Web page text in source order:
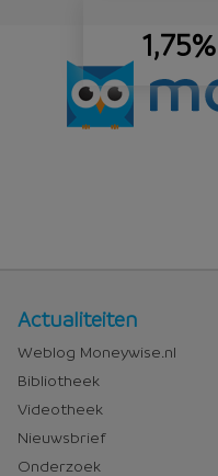
1,75%
Nieuws
en
media
Actualiteiten
Weblog Moneywise.nl
Bibliotheek
Videotheek
Nieuwsbrief
Onderzoek